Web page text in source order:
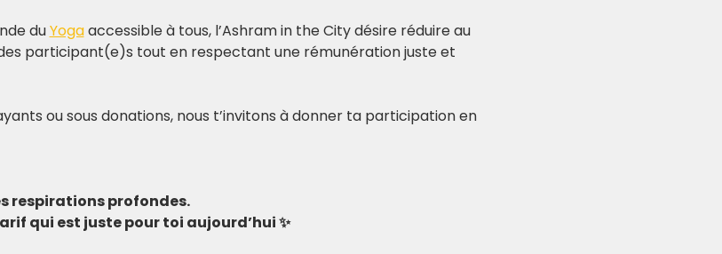
du Yoga accessible à tous, l’Ashram in the City désire réduire au
participant(e)s tout en respectant une rémunération juste et
ou sous donations, nous t’invitons à donner ta participation en
respirations profondes.
qui est juste pour toi aujourd’hui ✨